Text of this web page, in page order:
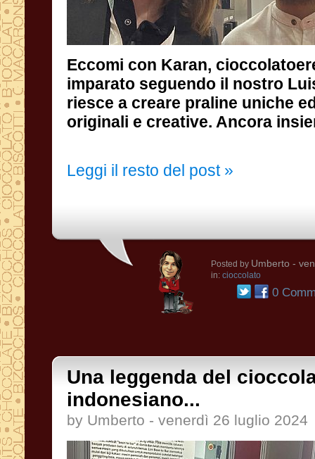
Eccomi con Karan,
imparato seguendo il nostro
riesce a creare praline
originali e creative. Ancora
Leggi il resto del post »
Posted by Umberto -
in: cioccolato
0
Una leggenda del
indonesiano...
by Umberto - venerdì 26 luglio 2024